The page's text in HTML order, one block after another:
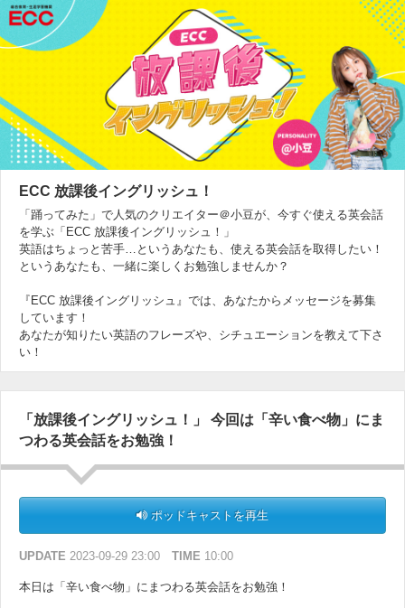
ECC 放課後イングリッシュ！
「踊ってみた」で人気のクリエイター＠小豆が、今すぐ使える英会話
を学ぶ「ECC 放課後イングリッシュ！」
英語はちょっと苦手…というあなたも、使える英会話を取得したい！
というあなたも、一緒に楽しくお勉強しませんか？
『ECC 放課後イングリッシュ』では、あなたからメッセージを募集
しています！
あなたが知りたい英語のフレーズや、シチュエーションを教えて下さ
い！
「放課後イングリッシュ！」 今回は「辛い食べ物」にま
つわる英会話をお勉強！
ポッドキャストを再生
UPDATE 2023-09-29 23:00 TIME 10:00
本日は「辛い食べ物」にまつわる英会話をお勉強！